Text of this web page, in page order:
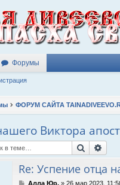
Форумы
ФОРУМ САЙТА
Виктора
Поиск
Re: Успение отца
С
Алла Юр.» 26 мар 2023,